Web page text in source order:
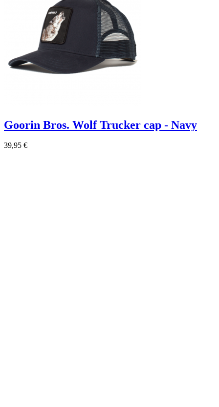
Goorin Bros. Wolf Trucker cap - Navy
39,95 €